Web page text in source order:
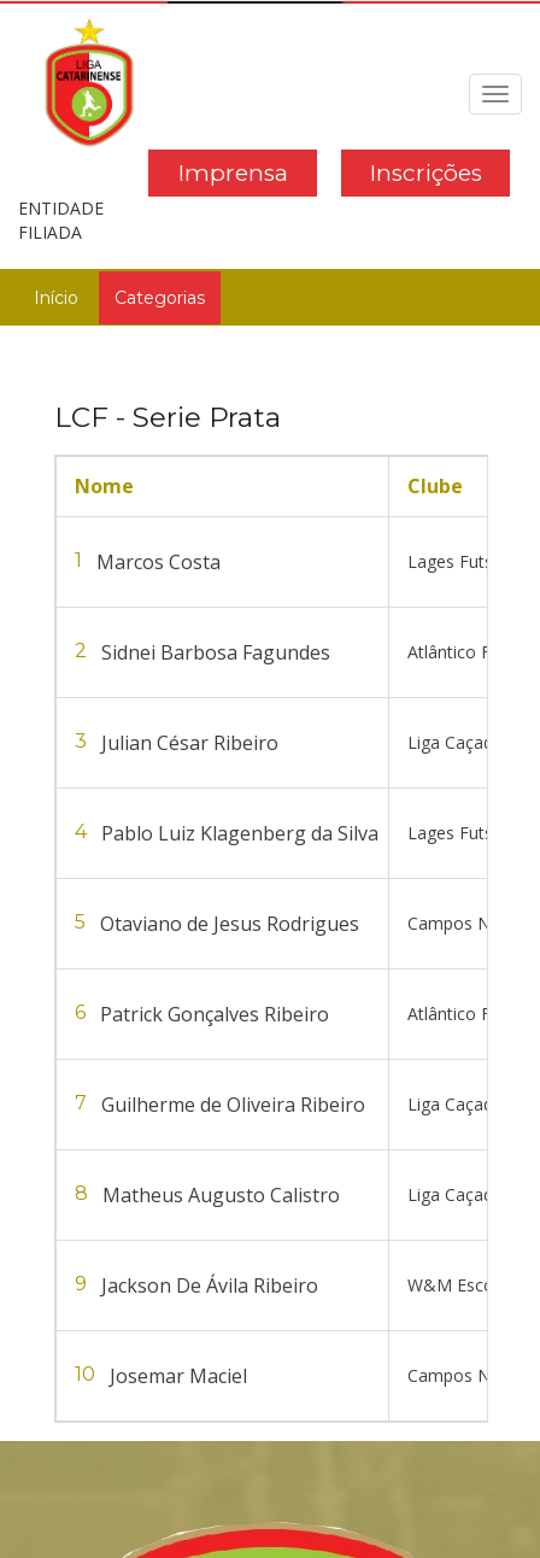
Inscrições
Imprensa
ENTIDADE
FILIADA
Início Categorias
LCF - Serie Prata
Nome Clube
1 Marcos Costa Lages Futsal
2 Sidnei Barbosa Fagundes Atlântico Futsal
3 Julian César Ribeiro Liga
4 Pablo Luiz Klagenberg da Silva Lages Futsal
5 Otaviano de Jesus Rodrigues Campos Novos
6 Patrick Gonçalves Ribeiro Atlântico Futsal
7 Guilherme de Oliveira Ribeiro Liga
8 Matheus Augusto Calistro Liga
9 Jackson De Ávila Ribeiro W&M Escolinha
10 Josemar Maciel Campos Novos